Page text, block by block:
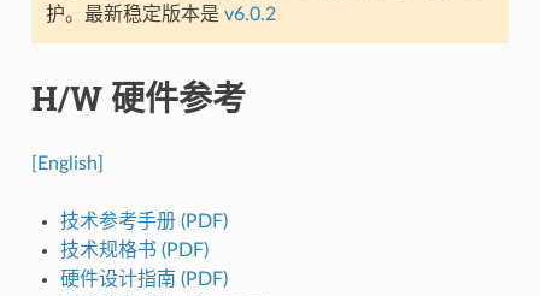
护。最新稳定版本是 v6.0.2
H/W 硬件参考
[English]
技术参考手册 (PDF)
技术规格书 (PDF)
硬件设计指南 (PDF)